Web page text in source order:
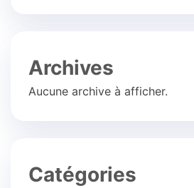
Archives
Aucune archive à afficher.
Catégories